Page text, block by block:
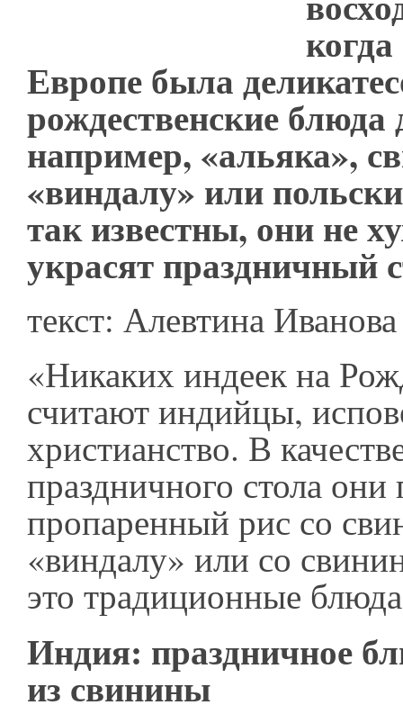
Европе была
рождественские блюда
например, «альяка»,
«виндалу» или
так известны, они не
украсят праздничный
текст: Алевтина Иванова
«Никаких индеек на
считают индийцы,
христианство. В
праздничного стола
пропаренный рис со
«виндалу» или со
это традиционные
Индия: праздничное
из свинины